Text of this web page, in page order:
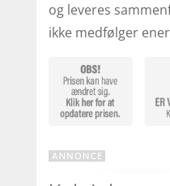
og leveres
ikke medfølger